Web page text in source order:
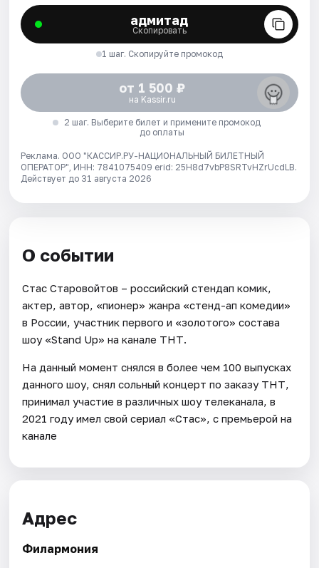
адмитад
Скопировать
1 шаг. Скопируйте промокод
от 1 500 ₽
на Kassir.ru
2 шаг. Выберите билет и примените промокод
до оплаты
Реклама. ООО "КАССИР.РУ-НАЦИОНАЛЬНЫЙ БИЛЕТНЫЙ
ОПЕРАТОР", ИНН: 7841075409 erid: 25H8d7vbP8SRTvHZrUcdLB.
Действует до 31 августа 2026
О событии
Стас Старовойтов – российский стендап комик,
актер, автор, «пионер» жанра «стенд-ап комедии»
в России, участник первого и «золотого» состава
шоу «Stand Up» на канале ТНТ.
На данный момент снялся в более чем 100 выпусках
данного шоу, снял сольный концерт по заказу ТНТ,
принимал участие в различных шоу телеканала, в
2021 году имел свой сериал «Стас», с премьерой на
канале
Адрес
Филармония